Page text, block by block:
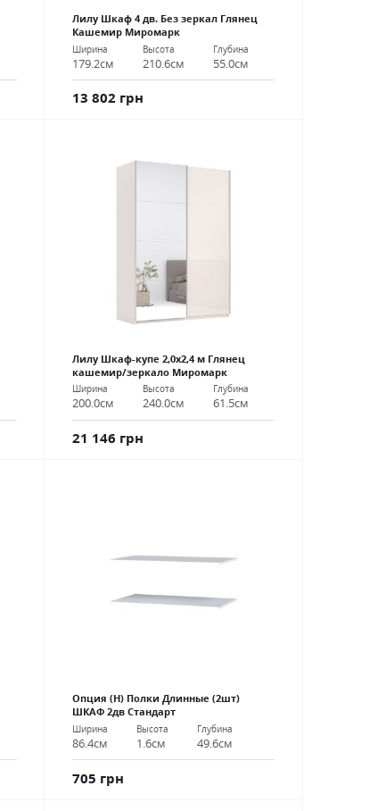
Лилу Шкаф 4 дв. Без зеркал Глянец
Кашемир Миромарк
Ширина
179.2см
Высота
210.6см
Глубина
55.0см
13 802 грн
Лилу Шкаф-купе 2,0х2,4 м Глянец
кашемир/зеркало Миромарк
Ширина
200.0см
Высота
240.0см
Глубина
61.5см
21 146 грн
Опция (Н) Полки Длинные (2шт)
ШКАФ 2дв Стандарт
Ширина
86.4см
Высота
1.6см
Глубина
49.6см
705 грн